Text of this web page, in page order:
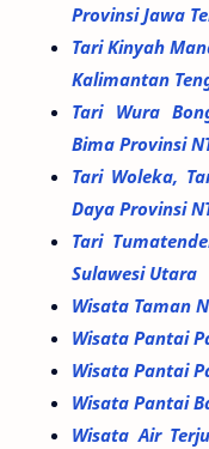
Provinsi Jawa
Tari Kinyah
Kalimantan
Tari Wura
Bima Provinsi
Tari Woleka,
Daya Provinsi
Tari
Sulawesi Utara
Wisata Taman
Wisata Pantai
Wisata Pantai
Wisata Pantai
Wisata Air